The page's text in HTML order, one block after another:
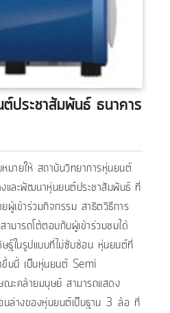
ประชาสัมพันธ์ ธนาคาร
หมายให้ สถาบันวิทยาการหุ่นยนต์
และพัฒนาหุ่นยนต์ประชาสัมพันธ์ ที่
ผู้เข้าร่วมกิจกรรม สาธิตวิธีการ
มารถโต้ตอบกับผู้เข้าร่วมชมได้
ฐ์ในรูปแบบที่ไม่ซับซ้อน หุ่นยนต์ที่
นนี้ เป็นหุ่นยนต์ Semi
ะคล้ายมนุษย์ สามารถแสดง
นล่างของหุ่นยนต์เป็นฐาน 3 ล้อ ที่